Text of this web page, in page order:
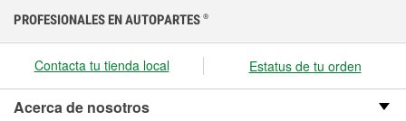
PROFESIONALES EN AUTOPARTES ®
Contacta tu tienda local Estatus de tu orden
Acerca de nosotros